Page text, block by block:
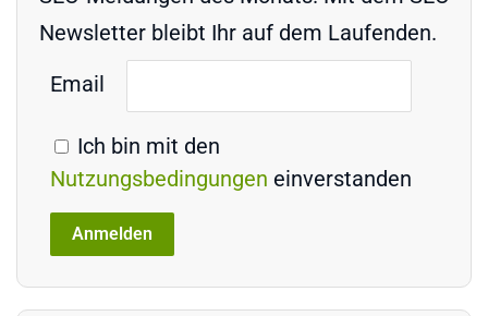
Newsletter bleibt Ihr auf dem Laufenden.
Email
Ich bin mit den
Nutzungsbedingungen einverstanden